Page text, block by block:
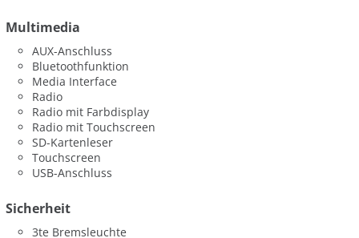
Multimedia
AUX-Anschluss
Bluetoothfunktion
Media Interface
Radio
Radio mit Farbdisplay
Radio mit Touchscreen
SD-Kartenleser
Touchscreen
USB-Anschluss
Sicherheit
3te Bremsleuchte